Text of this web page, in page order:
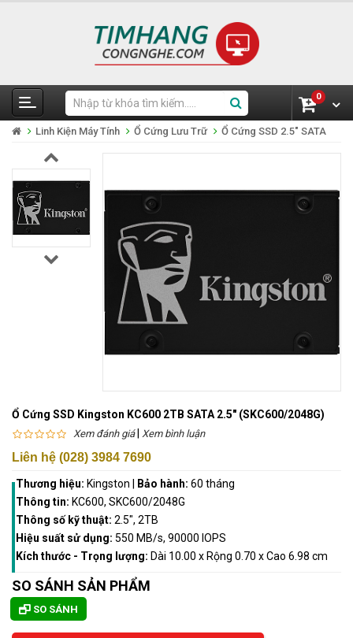
0
Linh Kiện Máy Tính Ổ Cứng Lưu Trữ Ổ Cứng SSD 2.5" SATA
Ổ Cứng SSD Kingston KC600 2TB SATA 2.5" (SKC600/2048G)
Xem đánh giá| Xem bình luận
Liên hệ (028) 3984 7690
Thương hiệu: Kingston Bảo hành: 60 tháng
Thông tin: KC600, SKC600/2048G
Thông số kỹ thuật: 2.5", 2TB
Hiệu suất sử dụng: 550 MB/s, 90000 IOPS
Kích thước - Trọng lượng: Dài 10.00 x Rộng 0.70 x Cao 6.98 cm
SO SÁNH SẢN PHẨM
SO SÁNH